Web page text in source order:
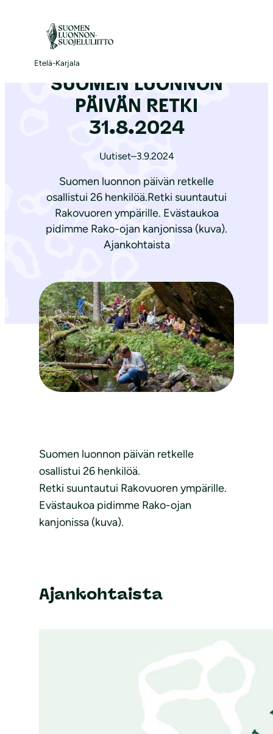
Etelä-Karjala
Etusivu|Ajankohtaista
SUOMEN LUONNON
PÄIVÄN RETKI
31.8.2024
Uutiset–3.9.2024
Suomen luonnon päivän retkelle
osallistui 26 henkilöä.Retki suuntautui
Rakovuoren ympärille. Evästaukoa
pidimme Rako-ojan kanjonissa (kuva).
Ajankohtaista
Suomen luonnon päivän retkelle
osallistui 26 henkilöä.
Retki suuntautui Rakovuoren ympärille.
Evästaukoa pidimme Rako-ojan
kanjonissa (kuva).
Ajankohtaista